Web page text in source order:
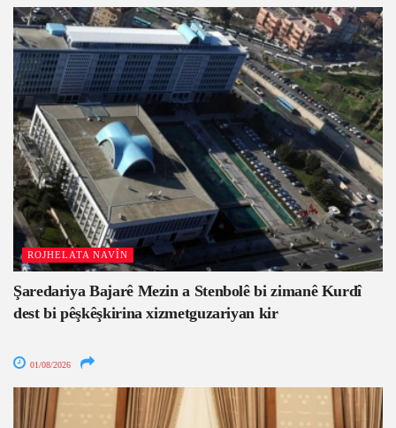
ROJHELATA NAVÎN
Şaredariya Bajarê Mezin a Stenbolê bi zimanê Kurdî
dest bi pêşkêşkirina xizmetguzariyan kir
01/08/2026